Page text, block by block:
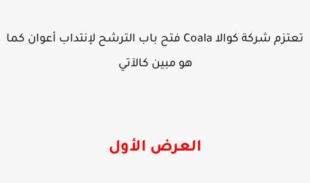
تعتزم شركة كوالا Coala فتح باب الترشح لإنتداب أعوان كما
هو مبين كالآتي
العرض الأول